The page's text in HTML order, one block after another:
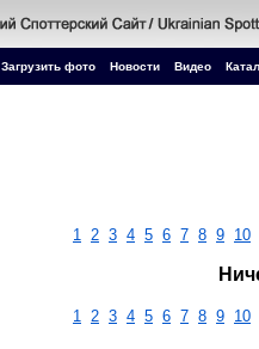
Загрузить фото Новости Видео
1 2 3 4 5 6 7 8 9 10
1 2 3 4 5 6 7 8 9 10